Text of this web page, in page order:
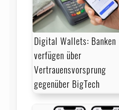
Digital Wallets: Banken
verfügen über
Vertrauensvorsprung
gegenüber BigTech